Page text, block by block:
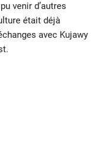
venir d’autres
était déjà
avec Kujawy